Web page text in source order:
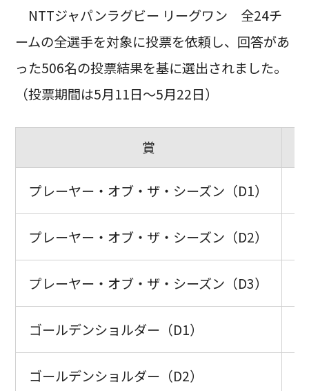
NTTジャパンラグビー リーグワン 全24チ
ームの全選手を対象に投票を依頼し、回答があ
った506名の投票結果を基に選出されました。
（投票期間は5月11日～5月22日）
賞
プレーヤー・オブ・ザ・シーズン（D1）
プレーヤー・オブ・ザ・シーズン（D2）
プレーヤー・オブ・ザ・シーズン（D3）
ゴールデンショルダー（D1）
ゴールデンショルダー（D2）